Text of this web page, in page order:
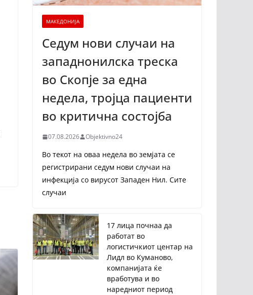
МАКЕДОНИЈА
Седум нови случаи на
западнонилска треска
во Скопје за една
недела, тројца пациенти
во критична состојба
07.08.2026 Objektivno24
Во текот на оваа недела во земјата се
регистрирани седум нови случаи на
инфекција со вирусот Западен Нил. Сите
случаи
17 лица почнаа да
работат во
логистичкиот центар на
Лидл во Куманово,
компанијата ќе
вработува и во
наредниот период